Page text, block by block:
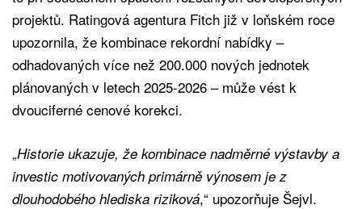
projektů. Ratingová agentura Fitch již v loňském roce
upozornila, že kombinace rekordní nabídky –
odhadovaných více než 200.000 nových jednotek
plánovaných v letech 2025-2026 – může vést k
dvouciferné cenové korekci.
„Historie ukazuje, že kombinace nadměrné výstavby a
investic motivovaných primárně výnosem je z
dlouhodobého hlediska riziková,“ upozorňuje Šejvl.